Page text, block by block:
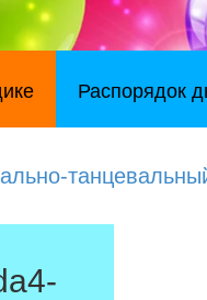
Распорядок